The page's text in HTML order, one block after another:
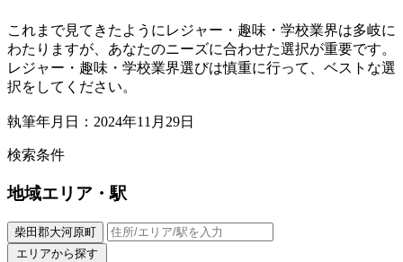
これまで見てきたようにレジャー・趣味・学校業界は多岐に
わたりますが、あなたのニーズに合わせた選択が重要です。
レジャー・趣味・学校業界選びは慎重に行って、ベストな選
択をしてください。
執筆年月日：2024年11月29日
検索条件
地域エリア・駅
柴田郡大河原町
エリアから探す